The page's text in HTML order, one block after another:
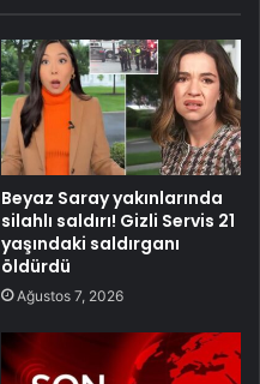
Beyaz Saray yakınlarında
silahlı saldırı! Gizli Servis 21
yaşındaki saldırganı
öldürdü
Ağustos 7, 2026